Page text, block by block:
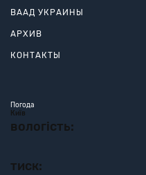
ВААД УКРАИНЫ
АРХИВ
КОНТАКТЫ
Погода
Київ
вологість:
тиск: